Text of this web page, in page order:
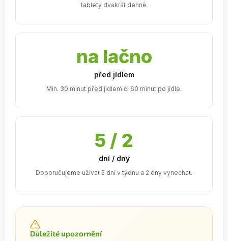
tablety dvakrát denně.
na lačno
před jídlem
Min. 30 minut před jídlem či 60 minut po jídle.
5 / 2
dní / dny
Doporučujeme užívat 5 dní v týdnu a 2 dny vynechat.
Důležité upozornění